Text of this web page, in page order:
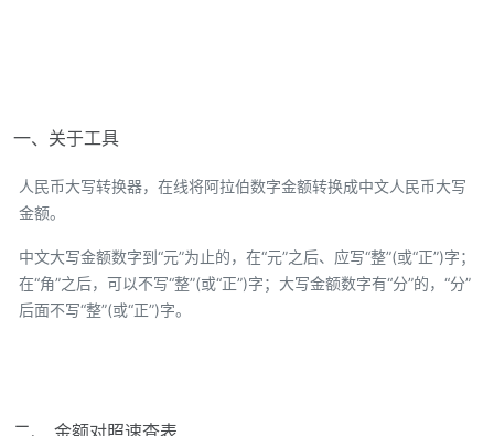
一、关于工具
人民币大写转换器，在线将阿拉伯数字金额转换成中文人民币大写
金额。
中文大写金额数字到“元”为止的，在“元”之后、应写“整”(或“正”)字；
在“角”之后，可以不写“整”(或“正”)字；大写金额数字有“分”的，“分”
后面不写“整”(或“正”)字。
二、 金额对照速查表